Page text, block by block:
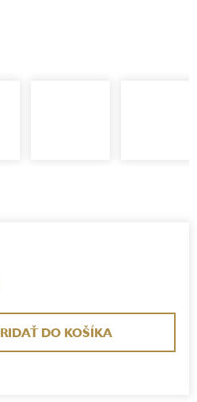
DO KOŠÍKA